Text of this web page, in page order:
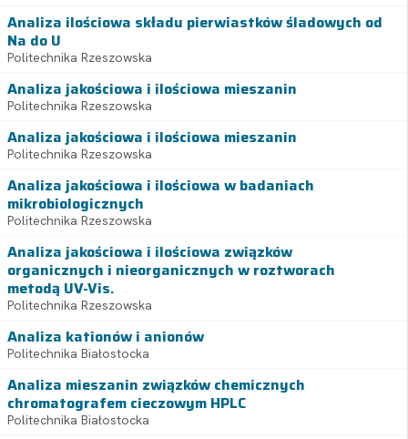
Analiza ilościowa składu pierwiastków śladowych od
Na do U
Politechnika Rzeszowska
Analiza jakościowa i ilościowa mieszanin
Politechnika Rzeszowska
Analiza jakościowa i ilościowa mieszanin
Politechnika Rzeszowska
Analiza jakościowa i ilościowa w badaniach
mikrobiologicznych
Politechnika Rzeszowska
Analiza jakościowa i ilościowa związków
organicznych i nieorganicznych w roztworach
metodą UV-Vis.
Politechnika Rzeszowska
Analiza kationów i anionów
Politechnika Białostocka
Analiza mieszanin związków chemicznych
chromatografem cieczowym HPLC
Politechnika Białostocka